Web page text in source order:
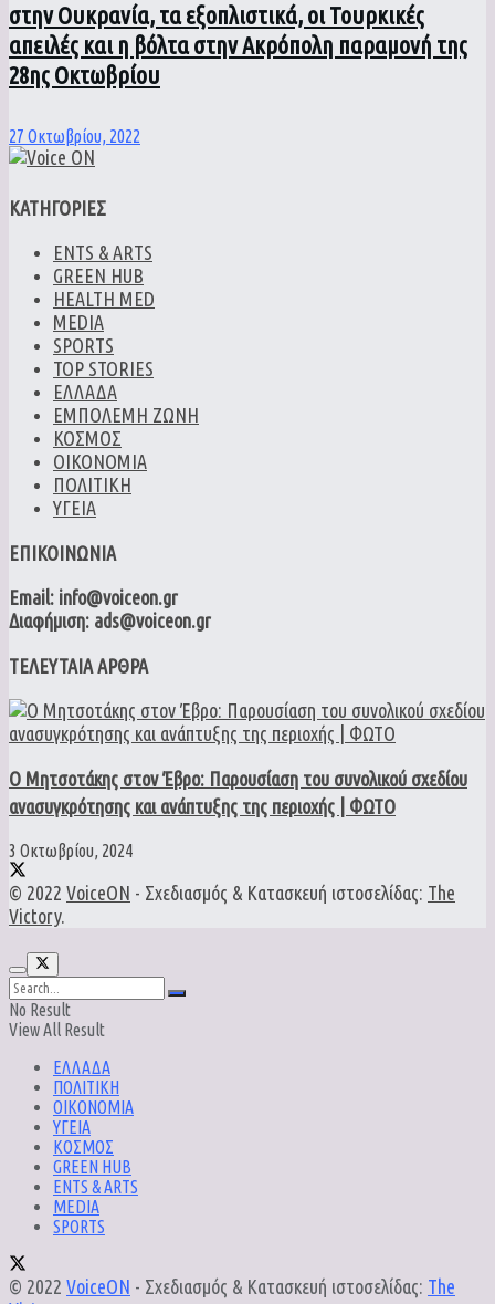
στην Ουκρανία, τα εξοπλιστικά, οι Τουρκικές
απειλές και η βόλτα στην Ακρόπολη παραμονή της
28ης Οκτωβρίου
27 Οκτωβρίου, 2022
ΚΑΤΗΓΟΡΙΕΣ
ENTS & ARTS
GREEN HUB
HEALTH MED
MEDIA
SPORTS
TOP STORIES
ΕΛΛΑΔΑ
ΕΜΠΟΛΕΜΗ ΖΩΝΗ
ΚΟΣΜΟΣ
ΟΙΚΟΝΟΜΙΑ
ΠΟΛΙΤΙΚΗ
ΥΓΕΙΑ
ΕΠΙΚΟΙΝΩΝΙΑ
Email: info@voiceon.gr
Διαφήμιση: ads@voiceon.gr
ΤΕΛΕΥΤΑΙΑ ΑΡΘΡΑ
Ο Μητσοτάκης στον Έβρο: Παρουσίαση του συνολικού σχεδίου
ανασυγκρότησης και ανάπτυξης της περιοχής | ΦΩΤΟ
3 Οκτωβρίου, 2024
© 2022 VoiceON - Σχεδιασμός & Κατασκευή ιστοσελίδας: The
Victory.
No Result
View All Result
ΕΛΛΑΔΑ
ΠΟΛΙΤΙΚΗ
ΟΙΚΟΝΟΜΙΑ
ΥΓΕΙΑ
ΚΟΣΜΟΣ
GREEN HUB
ENTS & ARTS
MEDIA
SPORTS
© 2022 VoiceON - Σχεδιασμός & Κατασκευή ιστοσελίδας: The